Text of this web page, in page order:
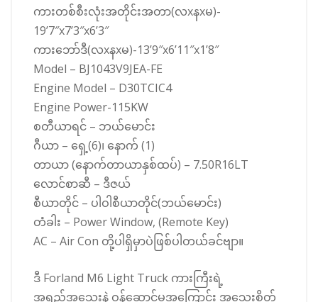
ကားတစ်စီးလုံးအတိုင်းအတာ(လxနxမ)-
19’7″x7’3″x6’3″
ကားဘော်ဒီ(လxနxမ)-13’9″x6’11″x1’8″
Model – BJ1043V9JEA-FE
Engine Model – D30TCIC4
Engine Power-115KW
စတီယာရင် – ဘယ်မောင်း
ဂီယာ – ရှေ့(6)၊ နောက် (1)
တာယာ (နောက်တာယာနှစ်ထပ်) – 7.50R16LT
လောင်စာဆီ – ဒီဇယ်
စီယာတိုင် – ပါဝါစီယာတိုင်(ဘယ်မောင်း)
တံခါး – Power Window, (Remote Key)
AC – Air Con တို့ပါရှိမှာပဲဖြစ်ပါတယ်ခင်ဗျာ။
ဒီ Forland M6 Light Truck ကားကြီးရဲ့
အရည်အသွေးနဲ့ ဝန်ဆောင်မှုအကြောင်း အသေးစိတ်